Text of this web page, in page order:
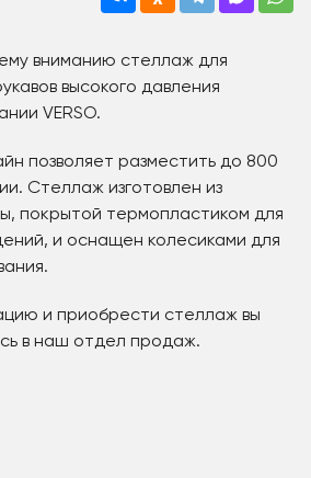
вниманию стеллаж для
высокого давления
VERSO.
позволяет разместить до 800
Стеллаж изготовлен из
покрытой термопластиком для
и оснащен колесиками для
и приобрести стеллаж вы
в наш отдел продаж.